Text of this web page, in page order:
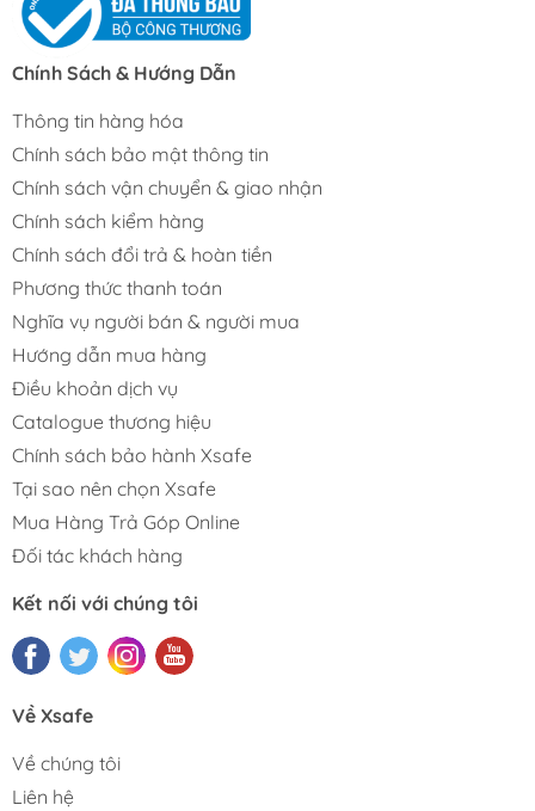
Chính Sách & Hướng Dẫn
Thông tin hàng hóa
Chính sách bảo mật thông tin
Chính sách vận chuyển & giao nhận
Chính sách kiểm hàng
Chính sách đổi trả & hoàn tiền
Phương thức thanh toán
Nghĩa vụ người bán & người mua
Hướng dẫn mua hàng
Điều khoản dịch vụ
Catalogue thương hiệu
Chính sách bảo hành Xsafe
Tại sao nên chọn Xsafe
Mua Hàng Trả Góp Online
Đối tác khách hàng
Kết nối với chúng tôi
Về Xsafe
Về chúng tôi
Liên hệ